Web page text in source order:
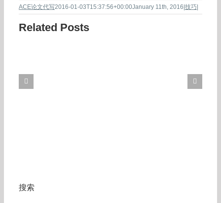
ACE论文代写2016-01-03T15:37:56+00:00January 11th, 2016|技巧|
Related Posts
搜索